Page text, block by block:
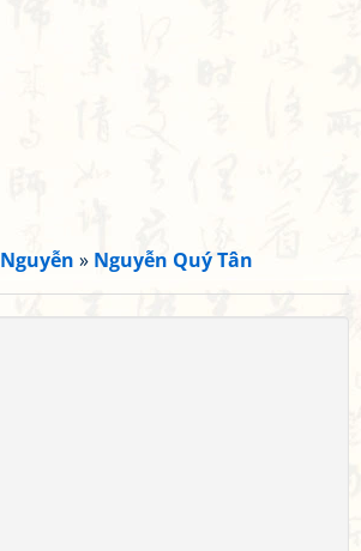
Nguyễn » Nguyễn Quý Tân